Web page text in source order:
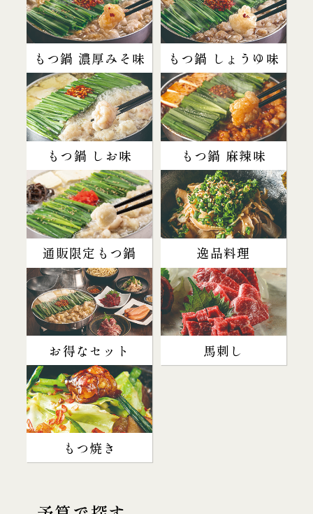
もつ鍋 濃厚みそ味 もつ鍋 しょうゆ味
もつ鍋 しお味 もつ鍋 麻辣味
通販限定もつ鍋 逸品料理
お得なセット 馬刺し
もつ焼き